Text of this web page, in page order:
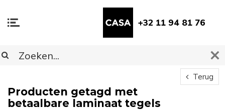
+32 11 94 81 76
Terug
Producten getagd met
betaalbare laminaat tegels